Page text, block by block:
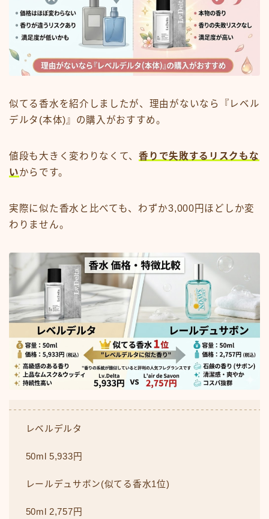
似てる香水を紹介しましたが、理由がないなら『レベル
デルタ(本体)』の購入がおすすめ。
値段も大きく変わりなくて、香りで失敗するリスクもな
いからです。
実際に似た香水と比べても、わずか3,000円ほどしか変
わりません。
レベルデルタ
50ml 5,933円
レールデュサボン(似てる香水1位)
50ml 2,757円